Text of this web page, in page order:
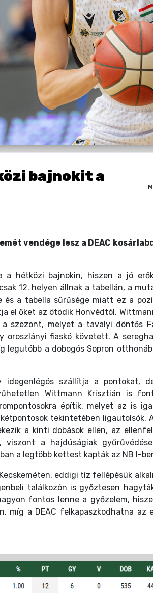
bajnokit a
vendége lesz a DEAC
hétközi bajnokin, hiszen a jó
12. helyen állnak a tabellán, a
és a tabella sűrűsége miatt ez a
el őket az ötödik Honvédtól.
szezont, melyet a tavalyi döntős
oroszlányi fiaskó követett. A
a dobogós Sopron
idegenlégós szállítja a pontokat,
Wittmann Krisztián is
építik, melyet az is
tekintetében ligautolsók.
a kinti dobások ellen, az
a hajdúságiak
a legtöbb kettest kapták az NB I-
eddigi tíz fellépésük
találkozón is győztesen
fontos lenne a győzelem,
míg a DEAC felkapaszkodhatna az